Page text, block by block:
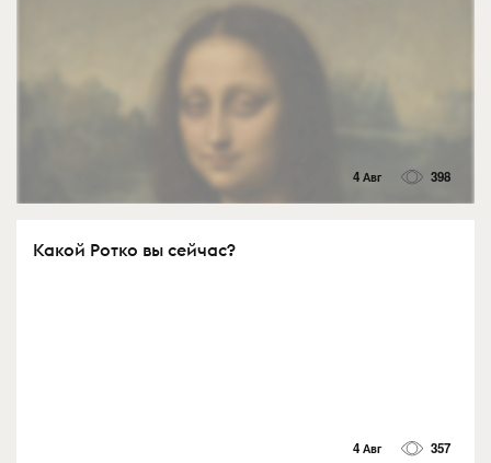
4 Авг 398
Какой Ротко вы сейчас?
4 Авг 357